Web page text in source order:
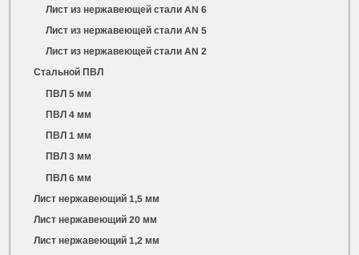
Лист из нержавеющей стали AN 6
Лист из нержавеющей стали AN 5
Лист из нержавеющей стали AN 2
Стальной ПВЛ
ПВЛ 5 мм
ПВЛ 4 мм
ПВЛ 1 мм
ПВЛ 3 мм
ПВЛ 6 мм
Лист нержавеющий 1,5 мм
Лист нержавеющий 20 мм
Лист нержавеющий 1,2 мм